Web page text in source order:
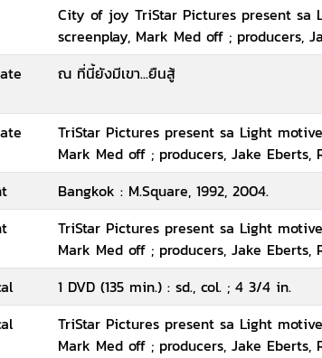
City of joy TriStar Pictures present sa
screenplay, Mark Med off ; producers,
ณ ที่นี้ยังมีเขา...ยืนสู้
TriStar Pictures present sa Light
Mark Med off ; producers, Jake Eberts,
Bangkok : M.Square, 1992, 2004.
TriStar Pictures present sa Light
Mark Med off ; producers, Jake Eberts,
1 DVD (135 min.) : sd., col. ; 4 3/4 in.
TriStar Pictures present sa Light
Mark Med off ; producers, Jake Eberts,